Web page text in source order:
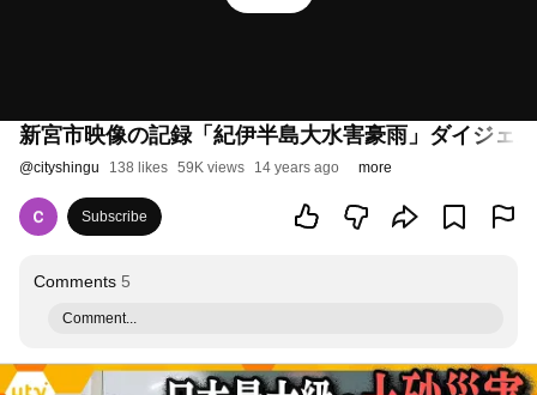
新宮市映像の記録「紀伊半島大水害豪雨」ダイジェ
@cityshingu 138 likes 59K views 14 years ago more
Subscribe
Comments 5
Comment...